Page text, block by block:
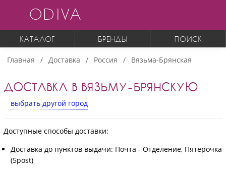
ODIVA
КАТАЛОГ БРЕНДЫ ПОИСК
Главная Доставка Россия Вязьма-Брянская
ДОСТАВКА В ВЯЗЬМУ-БРЯНСКУЮ
выбрать другой город
Доступные способы доставки:
Доставка до пунктов выдачи: Почта - Отделение, Пятёрочка
(5post)